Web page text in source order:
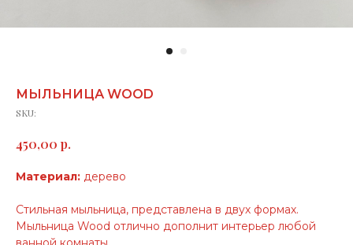
МЫЛЬНИЦА WOOD
SKU:
450,00 р.
Материал: дерево
Стильная мыльница, представлена в двух формах.
Мыльница Wood отлично дополнит интерьер любой